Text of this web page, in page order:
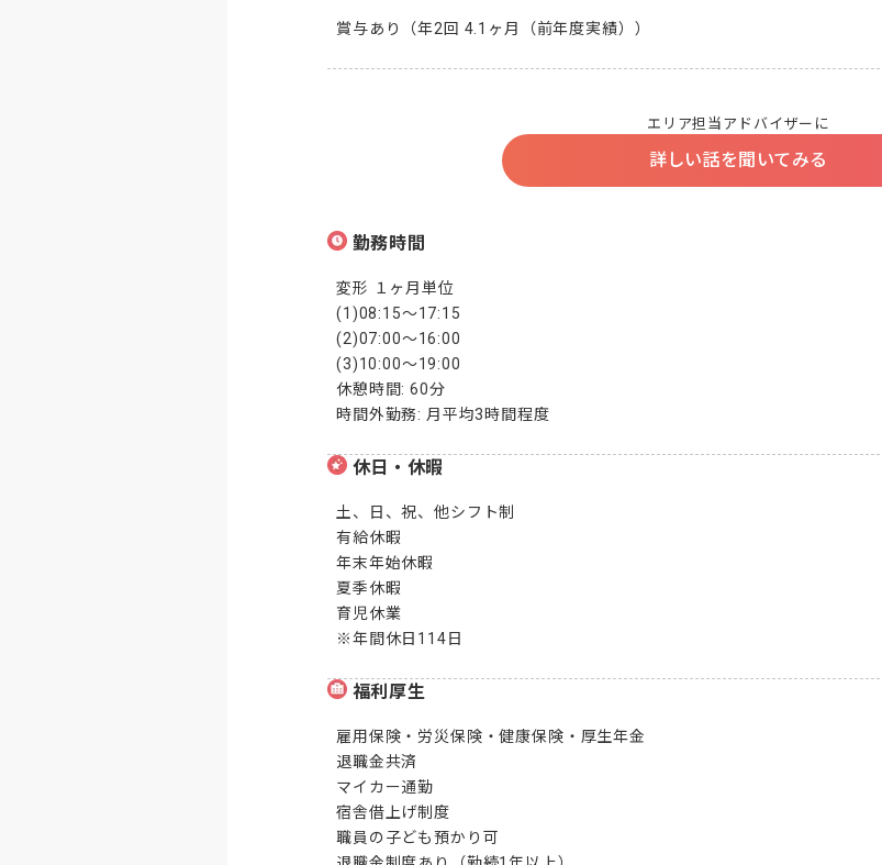
賞与あり（年2回 4.1ヶ月（前年度実績））
エリア担当アドバイザーに
詳しい話を聞いてみる
勤務時間
変形 １ヶ月単位
(1)08:15～17:15
(2)07:00～16:00
(3)10:00～19:00
休憩時間: 60分
時間外勤務: 月平均3時間程度
休日・休暇
土、日、祝、他シフト制
有給休暇
年末年始休暇
夏季休暇
育児休業
※年間休日114日
福利厚生
雇用保険・労災保険・健康保険・厚生年金
退職金共済
マイカー通勤
宿舎借上げ制度
職員の子ども預かり可